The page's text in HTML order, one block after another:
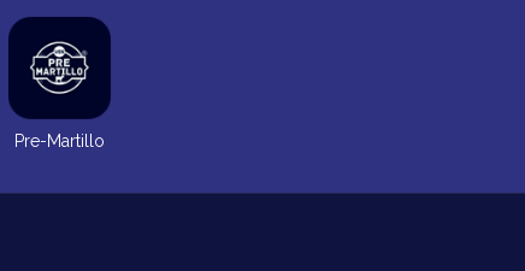
Pre-Martillo